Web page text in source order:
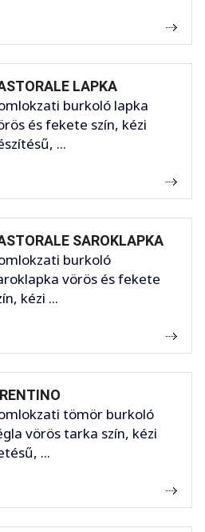
LAPKA
burkoló lapka
és fekete szín, kézi
...
SAROKLAPKA
burkoló
vörös és fekete
kézi ...
tömör burkoló
vörös tarka szín, kézi
...